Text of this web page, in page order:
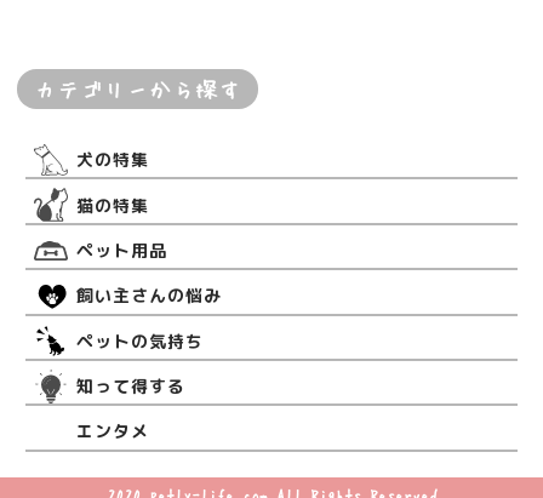
カテゴリーから探す
犬の特集
猫の特集
ペット用品
飼い主さんの悩み
ペットの気持ち
知って得する
エンタメ
©2020 petly-life.com All Rights Reserved.